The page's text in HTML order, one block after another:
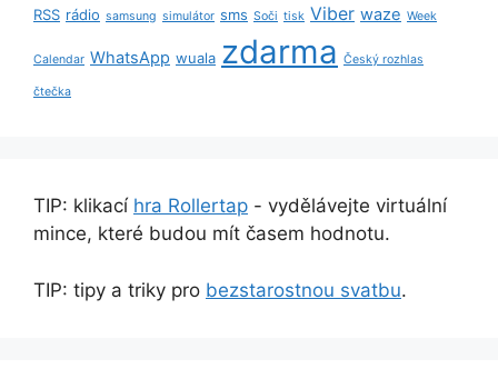
RSS rádio samsung simulátor sms Soči tisk Viber waze Week
Calendar WhatsApp wuala zdarma Český rozhlas
čtečka
TIP: klikací hra Rollertap - vydělávejte virtuální
mince, které budou mít časem hodnotu.
TIP: tipy a triky pro bezstarostnou svatbu.